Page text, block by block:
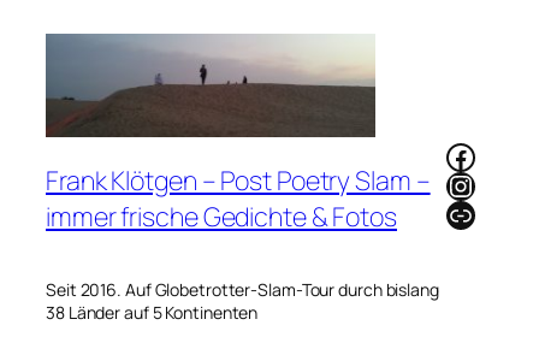
Frank Klötgen – Post Poetry Slam –
immer frische Gedichte & Fotos
Seit 2016. Auf Globetrotter-Slam-Tour durch bislang
38 Länder auf 5 Kontinenten
Link